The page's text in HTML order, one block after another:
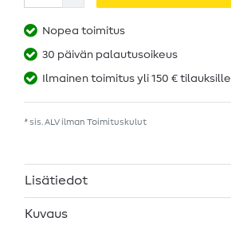
Nopea toimitus
30 päivän palautusoikeus
Ilmainen toimitus yli 150 € tilauksille
* sis. ALV ilman Toimituskulut
Lisätiedot
Kuvaus